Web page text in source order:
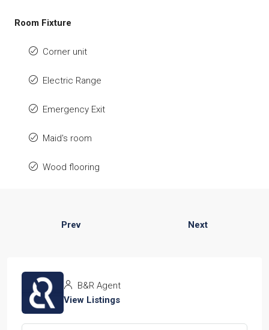
Room Fixture
Corner unit
Electric Range
Emergency Exit
Maid's room
Wood flooring
Prev Next
B&R Agent
View Listings